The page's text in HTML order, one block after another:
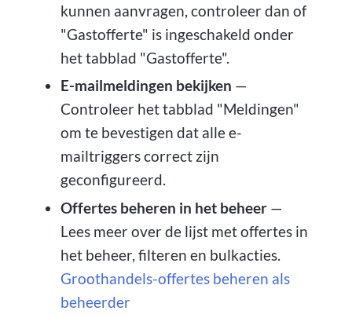
kunnen aanvragen, controleer dan of
"Gastofferte" is ingeschakeld onder
het tabblad "Gastofferte".
E-mailmeldingen bekijken —
Controleer het tabblad "Meldingen"
om te bevestigen dat alle e-
mailtriggers correct zijn
geconfigureerd.
Offertes beheren in het beheer—
Lees meer over de lijst met offertes in
het beheer, filteren en bulkacties.
Groothandels-offertes beheren als
beheerder